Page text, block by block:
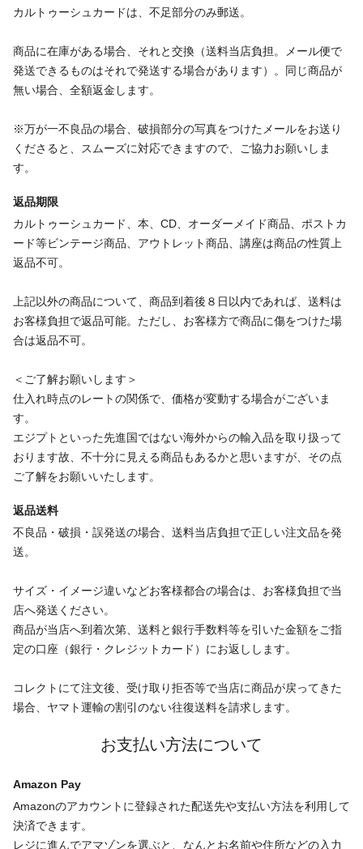
カルトゥーシュカードは、不足部分のみ郵送。
商品に在庫がある場合、それと交換（送料当店負担。メール便で
発送できるものはそれで発送する場合があります）。同じ商品が
無い場合、全額返金します。
※万が一不良品の場合、破損部分の写真をつけたメールをお送り
くださると、スムーズに対応できますので、ご協力お願いしま
す。
返品期限
カルトゥーシュカード、本、CD、オーダーメイド商品、ポストカ
ード等ビンテージ商品、アウトレット商品、講座は商品の性質上
返品不可。
上記以外の商品について、商品到着後８日以内であれば、送料は
お客様負担で返品可能。ただし、お客様方で商品に傷をつけた場
合は返品不可。
＜ご了解お願いします＞
仕入れ時点のレートの関係で、価格が変動する場合がございま
す。
エジプトといった先進国ではない海外からの輸入品を取り扱って
おります故、不十分に見える商品もあるかと思いますが、その点
ご了解をお願いいたします。
返品送料
不良品・破損・誤発送の場合、送料当店負担で正しい注文品を発
送。
サイズ・イメージ違いなどお客様都合の場合は、お客様負担で当
店へ発送ください。
商品が当店へ到着次第、送料と銀行手数料等を引いた金額をご指
定の口座（銀行・クレジットカード）にお返しします。
コレクトにて注文後、受け取り拒否等で当店に商品が戻ってきた
場合、ヤマト運輸の割引のない往復送料を請求します。
お支払い方法について
Amazon Pay
Amazonのアカウントに登録された配送先や支払い方法を利用して
決済できます。
レジに進んでアマゾンを選ぶと、なんとお名前や住所などの入力